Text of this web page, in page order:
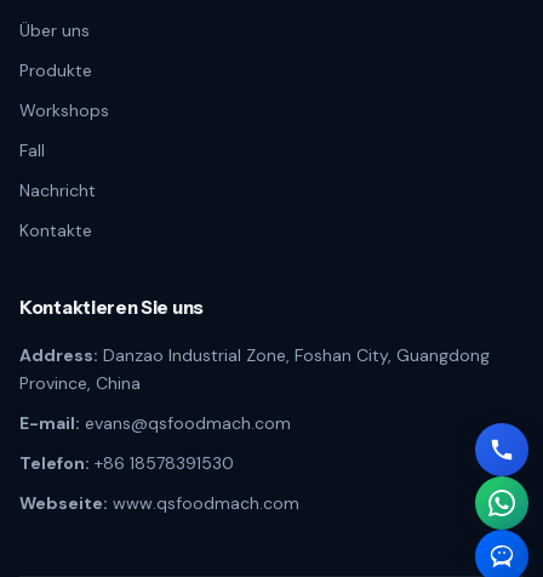
Über uns
Produkte
Workshops
Fall
Nachricht
Kontakte
Kontaktieren Sie uns
Address: Danzao Industrial Zone, Foshan City, Guangdong
Province, China
E-mail: evans@qsfoodmach.com
Telefon: +86 18578391530
Webseite: www.qsfoodmach.com